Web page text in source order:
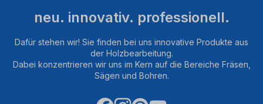
neu. innovativ. professionell.
Dafür stehen wir! Sie finden bei uns innovative Produkte aus
der Holzbearbeitung.
Dabei konzentrieren wir uns im Kern auf die Bereiche Fräsen,
Sägen und Bohren.